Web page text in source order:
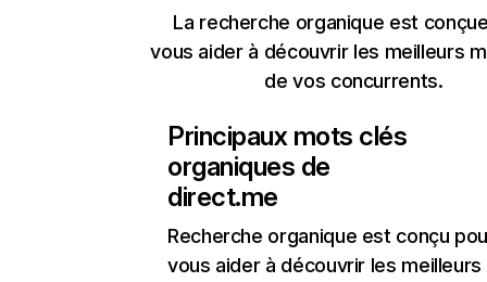
La recherche organique est
vous aider à découvrir les meilleurs
de vos concurrents.
Principaux mots clés
organiques de
direct.me
Recherche organique est conçu
vous aider à découvrir les